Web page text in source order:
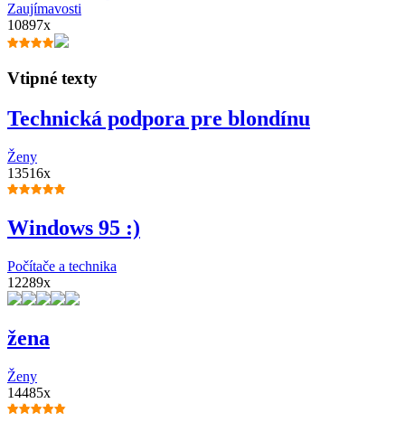
Zaujímavosti
10897x
Vtipné texty
Technická podpora pre blondínu
Ženy
13516x
Windows 95 :)
Počítače a technika
12289x
žena
Ženy
14485x